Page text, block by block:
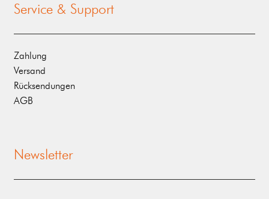
Service & Support
Zahlung
Versand
Rücksendungen
AGB
Newsletter